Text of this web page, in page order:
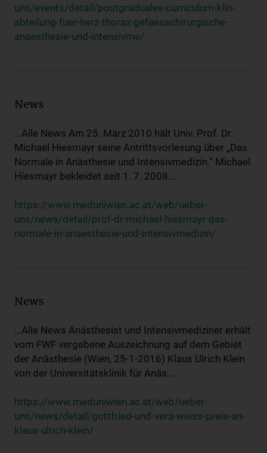
uns/events/detail/postgraduales-curriculum-klin-
abteilung-fuer-herz-thorax-gefaesschirurgische-
anaesthesie-und-intensivme/
News
...Alle News Am 25. März 2010 hält Univ. Prof. Dr.
Michael Hiesmayr seine Antrittsvorlesung über „Das
Normale in Anästhesie und Intensivmedizin.“ Michael
Hiesmayr bekleidet seit 1. 7. 2008...
https://www.meduniwien.ac.at/web/ueber-
uns/news/detail/prof-dr-michael-hiesmayr-das-
normale-in-anaesthesie-und-intensivmedizin/
News
...Alle News Anästhesist und Intensivmediziner erhält
vom FWF vergebene Auszeichnung auf dem Gebiet
der Anästhesie (Wien, 25-1-2016) Klaus Ulrich Klein
von der Universitätsklinik für Anäs...
https://www.meduniwien.ac.at/web/ueber-
uns/news/detail/gottfried-und-vera-weiss-preis-an-
klaus-ulrich-klein/